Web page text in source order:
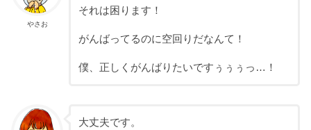
やさお
それは困ります！
がんばってるのに空回りだなんて！
僕、正しくがんばりたいですぅぅぅっ…！
大丈夫です。